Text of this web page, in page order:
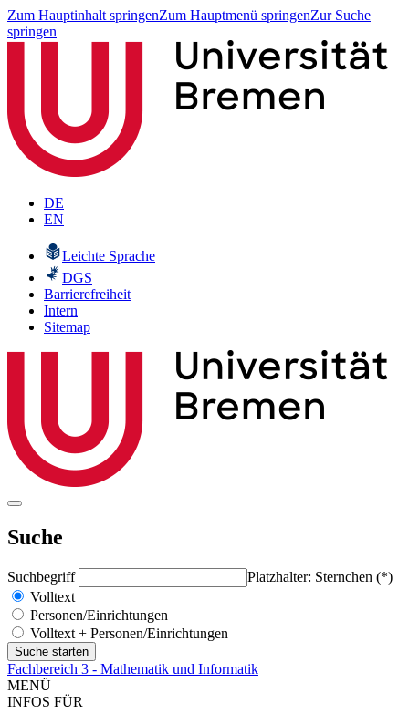
Zum Hauptinhalt springenZum Hauptmenü springenZur Suche
springen
DE
EN
Leichte Sprache
DGS
Barrierefreiheit
Intern
Sitemap
Suche
Suchbegriff
Platzhalter: Sternchen (*)
Volltext
Personen/Einrichtungen
Volltext + Personen/Einrichtungen
Fachbereich 3 - Mathematik und Informatik
MENÜ
INFOS FÜR